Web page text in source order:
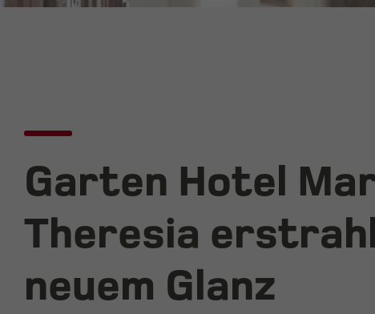
Garten Hotel
Theresia
neuem Glanz